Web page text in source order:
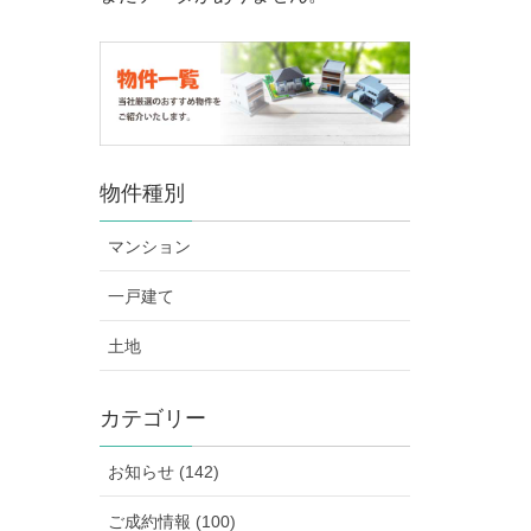
物件種別
マンション
一戸建て
土地
カテゴリー
お知らせ (142)
ご成約情報 (100)